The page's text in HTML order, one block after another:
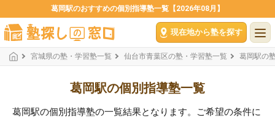
葛岡駅のおすすめの個別指導塾一覧【2026年08月】
現在地から塾を探す
宮城県の塾・学習塾一覧 仙台市青葉区の塾・学習塾一覧 葛岡駅の
葛岡駅の個別指導塾一覧
葛岡駅の個別指導塾の一覧結果となります。ご希望の条件に